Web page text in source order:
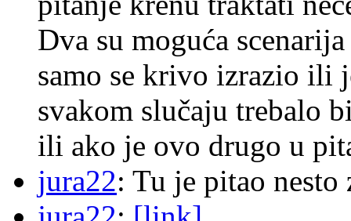
Dva su moguća
samo se krivo izrazio ili
svakom slučaju trebalo
ili ako je ovo drugo u
jura22: Tu je pitao